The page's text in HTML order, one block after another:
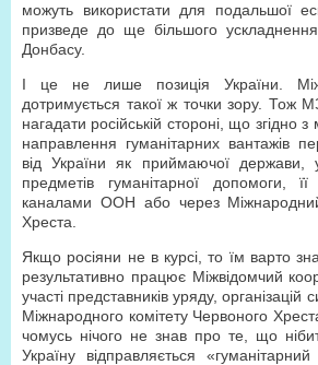
можуть використати для подальшої
призведе до ще більшого
Донбасу.
І це не лише позиція України.
дотримується такої ж точки зору. Тож
нагадати російській стороні, що згідно
направлення гуманітарних вантажів
від України як приймаючої держави,
предметів гуманітарної допомоги,
каналами ООН або через
Хреста.
Якщо росіяни не в курсі, то їм варто
результативно працює Міжвідомчий
участі представників уряду,
Міжнародного комітету Червоного
чомусь нічого не знав про те, що
Україну відправляється